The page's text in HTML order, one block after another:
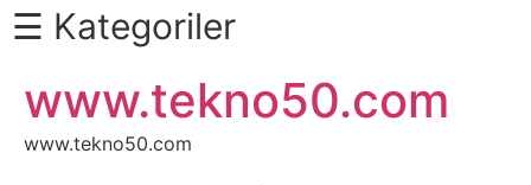
Daha
Fazlası
İçin
☰ Kategoriler
atla
www.tekno50.com
www.tekno50.com